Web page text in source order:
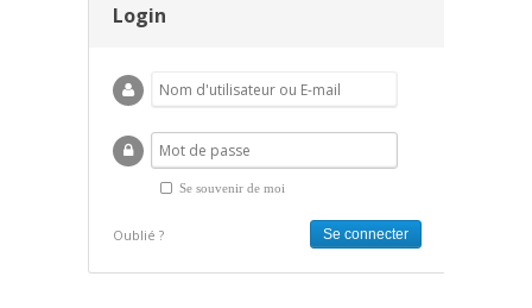
Login
Se souvenir de moi
Oublié ?